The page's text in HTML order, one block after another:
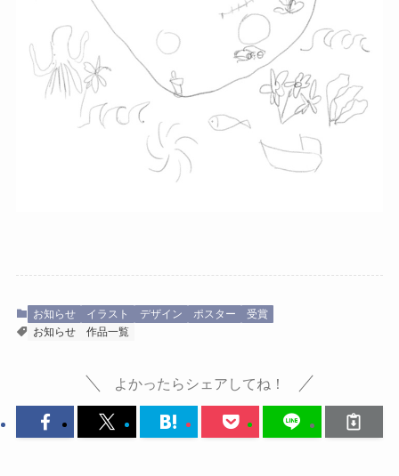
お知らせ イラスト デザイン ポスター
受賞
お知らせ
作品一覧
よかったらシェアしてね！